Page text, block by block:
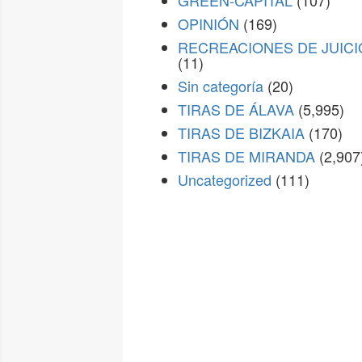
OPINIÓN (169)
RECREACIONES DE
(11)
Sin categoría (20)
TIRAS DE ÁLAVA (5,995)
TIRAS DE BIZKAIA (170)
TIRAS DE MIRANDA
Uncategorized (111)